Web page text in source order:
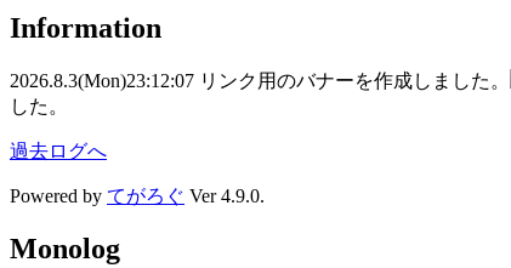
Information
2026.8.3(Mon)23:12:07 リンク用のバナーを作成しました。
した。
過去ログへ
Powered by てがろぐ Ver 4.9.0.
Monolog